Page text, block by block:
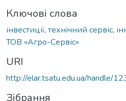
Ключові слова
інвестиції, технічний сервіс,
ТОВ «Агро-Сервіс»
URI
http://elar.tsatu.edu.ua/handle/
Зібрання